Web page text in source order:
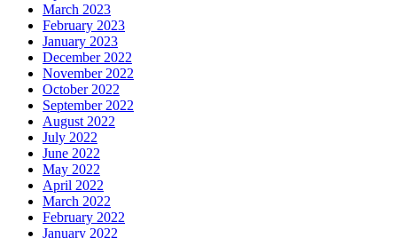
March 2023
February 2023
January 2023
December 2022
November 2022
October 2022
September 2022
August 2022
July 2022
June 2022
May 2022
April 2022
March 2022
February 2022
January 2022